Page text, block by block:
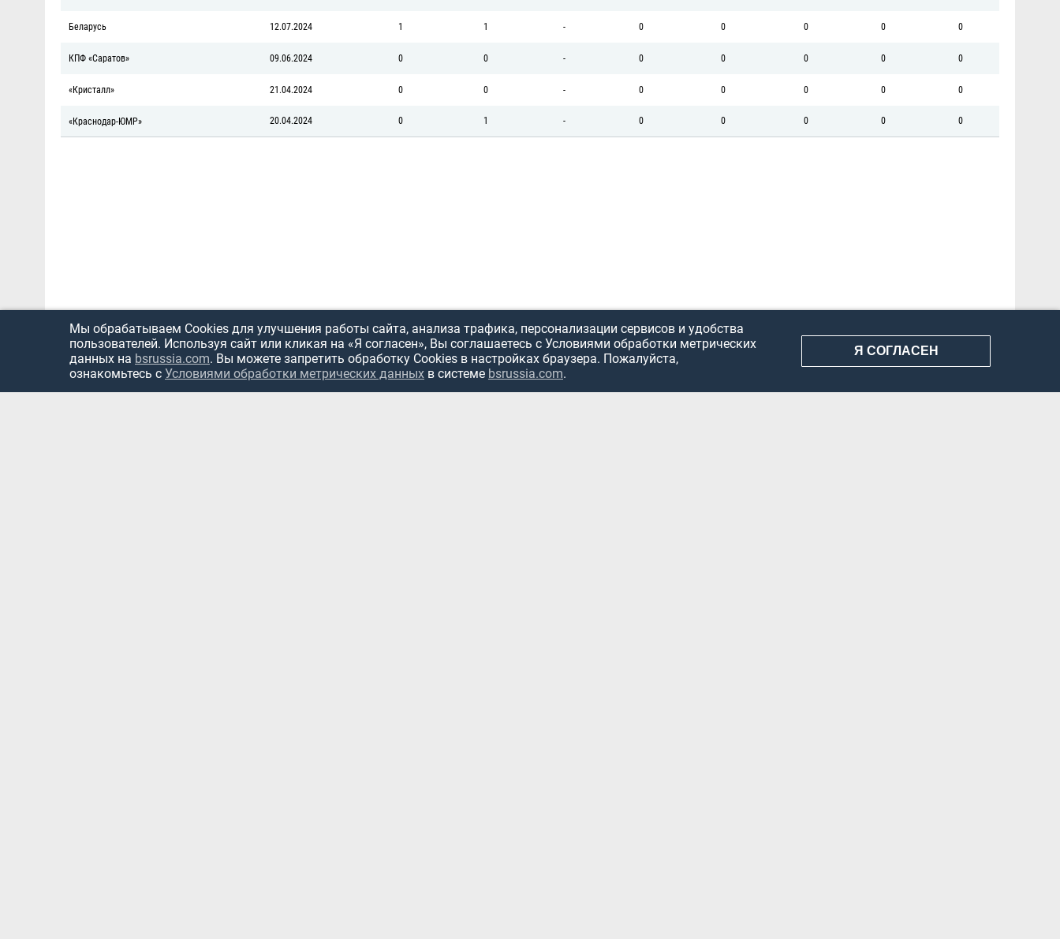
Беларусь 12.07.2024 1 1 - 0 0 0 0 0
КПФ «Саратов» 09.06.2024 0 0 - 0 0 0 0 0
«Кристалл» 21.04.2024 0 0 - 0 0 0 0 0
«Краснодар-ЮМР» 20.04.2024 0 1 - 0 0 0 0 0
Мы обрабатываем Cookies для улучшения работы сайта, анализа трафика, персонализации сервисов и удобства
пользователей. Используя сайт или кликая на «Я согласен», Вы соглашаетесь с Условиями обработки метрических
данных на bsrussia.com. Вы можете запретить обработку Cookies в настройках браузера. Пожалуйста,
ознакомьтесь с Условиями обработки метрических данных в системе bsrussia.com.
Я СОГЛАСЕН